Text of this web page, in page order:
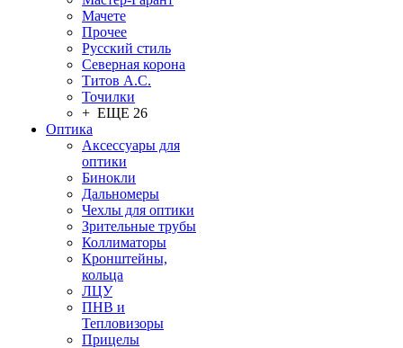
Мачете
Прочее
Русский стиль
Северная корона
Титов А.С.
Точилки
+ ЕЩЕ 26
Оптика
Аксессуары для
оптики
Бинокли
Дальномеры
Чехлы для оптики
Зрительные трубы
Коллиматоры
Кронштейны,
кольца
ЛЦУ
ПНВ и
Тепловизоры
Прицелы